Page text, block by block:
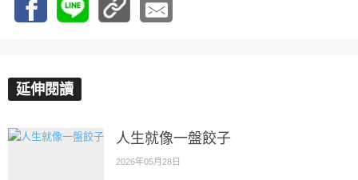
延伸閱讀
人生就像一盤餃子
2026年05月28日